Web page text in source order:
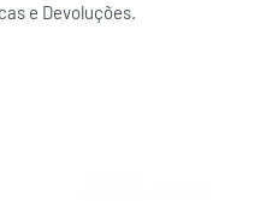
e Devoluções.